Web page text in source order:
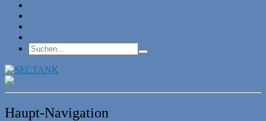
Haupt-Navigation